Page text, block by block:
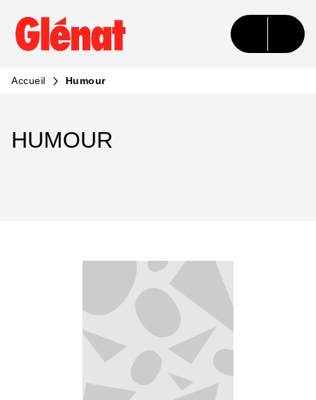
MENU RECHERCHE CONTENU
PIED DE PAGE
Accueil Humour
HUMOUR